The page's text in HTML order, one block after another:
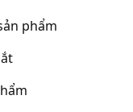
phẩm